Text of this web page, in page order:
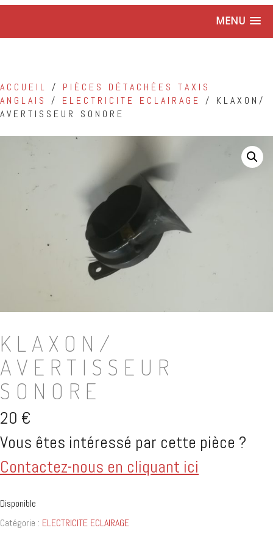
MENU
ACCUEIL / PIÈCES DÉTACHÉES TAXIS
ANGLAIS
/ ELECTRICITE ECLAIRAGE / KLAXON/
AVERTISSEUR SONORE
KLAXON/
AVERTISSEUR
SONORE
20 €
Vous êtes intéressé par cette pièce ?
Contactez-nous en cliquant ici
Disponible
Catégorie : ELECTRICITE ECLAIRAGE